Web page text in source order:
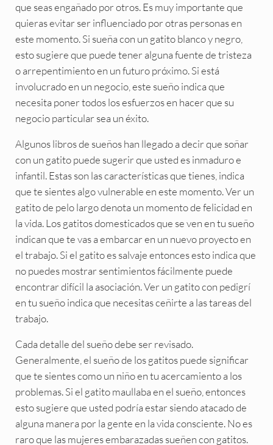
que seas engañado por otros. Es muy importante que
quieras evitar ser influenciado por otras personas en
este momento. Si sueña con un gatito blanco y negro,
esto sugiere que puede tener alguna fuente de tristeza
o arrepentimiento en un futuro próximo. Si está
involucrado en un negocio, este sueño indica que
necesita poner todos los esfuerzos en hacer que su
negocio particular sea un éxito.
Algunos libros de sueños han llegado a decir que soñar
con un gatito puede sugerir que usted es inmaduro e
infantil. Estas son las características que tienes, indica
que te sientes algo vulnerable en este momento. Ver un
gatito de pelo largo denota un momento de felicidad en
la vida. Los gatitos domesticados que se ven en tu sueño
indican que te vas a embarcar en un nuevo proyecto en
el trabajo. Si el gatito es salvaje entonces esto indica que
no puedes mostrar sentimientos fácilmente puede
encontrar difícil la asociación. Ver un gatito con pedigrí
en tu sueño indica que necesitas ceñirte a las tareas del
trabajo.
Cada detalle del sueño debe ser revisado.
Generalmente, el sueño de los gatitos puede significar
que te sientes como un niño en tu acercamiento a los
problemas. Si el gatito maullaba en el sueño, entonces
esto sugiere que usted podría estar siendo atacado de
alguna manera por la gente en la vida consciente. No es
raro que las mujeres embarazadas sueñen con gatitos.